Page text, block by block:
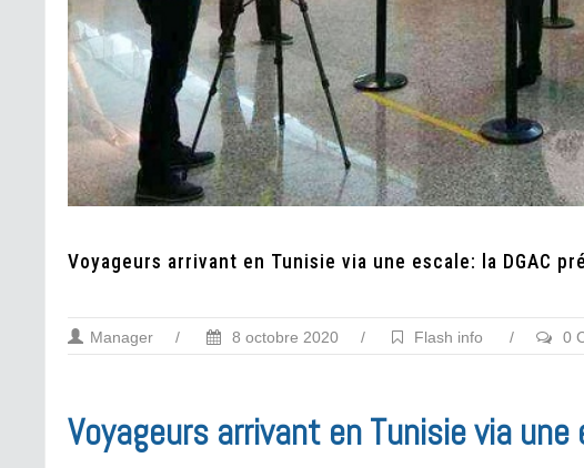
Voyageurs arrivant en Tunisie via une escale: la DGAC
Manager / 8 octobre 2020 / Flash info / 0
Voyageurs arrivant en Tunisie via une